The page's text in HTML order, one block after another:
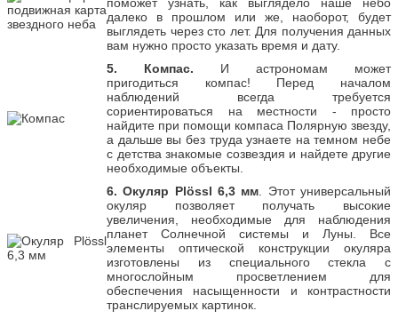
далеко в прошлом или же, наоборот, будет
выглядеть через сто лет. Для получения данных
вам нужно просто указать время и дату.
5. Компас. И астрономам может
пригодиться компас! Перед началом
наблюдений всегда требуется
сориентироваться на местности - просто
найдите при помощи компаса Полярную звезду,
а дальше вы без труда узнаете на темном небе
с детства знакомые созвездия и найдете другие
необходимые объекты.
6. Окуляр Plössl 6,3 мм . Этот универсальный
окуляр позволяет получать высокие
увеличения, необходимые для наблюдения
планет Солнечной системы и Луны. Все
элементы оптической конструкции окуляра
изготовлены из специального стекла с
многослойным просветлением для
обеспечения насыщенности и контрастности
транслируемых картинок.